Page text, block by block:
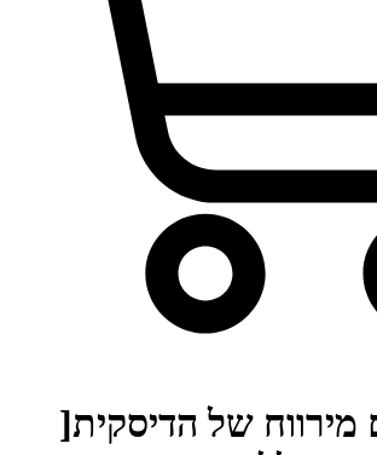
מירווח של הדיסקית[